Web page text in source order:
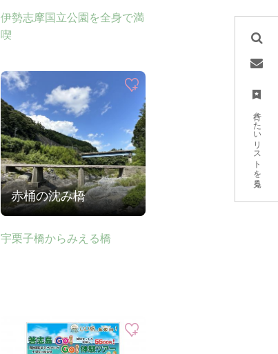
行きたいリストを見る
伊勢志摩国立公園を全身で満
喫
赤桶の沈み橋
宇栗子橋からみえる橋